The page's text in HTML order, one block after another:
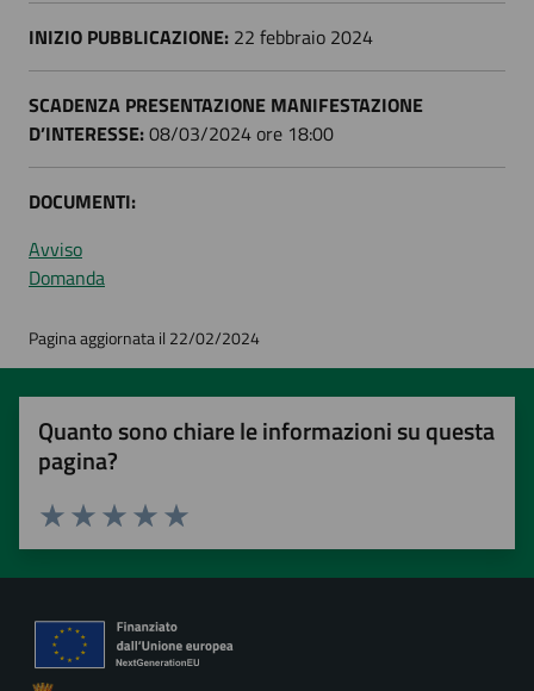
INIZIO PUBBLICAZIONE: 22 febbraio 2024
SCADENZA PRESENTAZIONE MANIFESTAZIONE
D’INTERESSE:08/03/2024 ore 18:00
DOCUMENTI:
Avviso
Domanda
Pagina aggiornata il 22/02/2024
Quanto sono chiare le informazioni su questa
pagina?
Valuta 5 stelle su 5
Valuta 4 stelle su 5
Valuta 3 stelle su 5
Valuta 2 stelle su 5
Valuta 1 stelle su 5